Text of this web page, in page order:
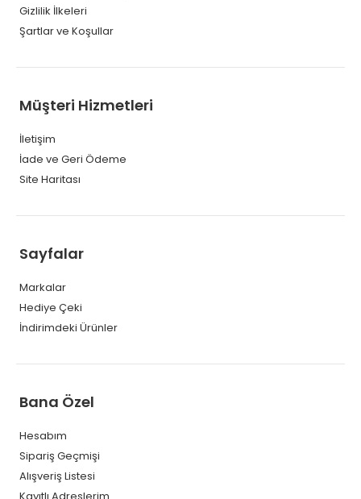
Gizlilik İlkeleri
Şartlar ve Koşullar
Müşteri Hizmetleri
İletişim
İade ve Geri Ödeme
Site Haritası
Sayfalar
Markalar
Hediye Çeki
İndirimdeki Ürünler
Bana Özel
Hesabım
Sipariş Geçmişi
Alışveriş Listesi